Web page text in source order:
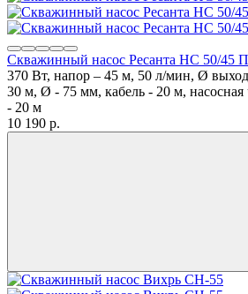
Скважинный насос Ресанта НС 50/45
370 Вт, напор – 45 м, 50 л/мин, Ø
30 м, Ø - 75 мм, кабель - 20 м, насосная
- 20 м
10 190 p.